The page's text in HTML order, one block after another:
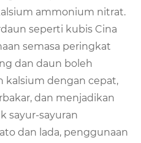
ammonium nitrat.
seperti kubis Cina
semasa peringkat
dan daun boleh
kalsium dengan cepat,
dan menjadikan
sayur-sayuran
dan lada, penggunaan